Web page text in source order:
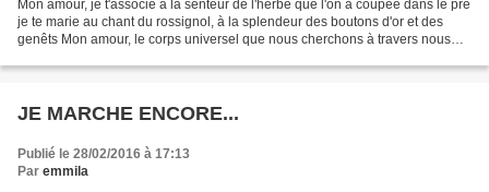
Mon amour, je t'associe à la senteur de l'herbe que l'on a coupée dans le pré
je te marie au chant du rossignol, à la splendeur des boutons d'or et des
genêts Mon amour, le corps universel que nous cherchons à travers nous
JE MARCHE ENCORE...
Publié le 28/02/2016 à 17:13
Par emmila